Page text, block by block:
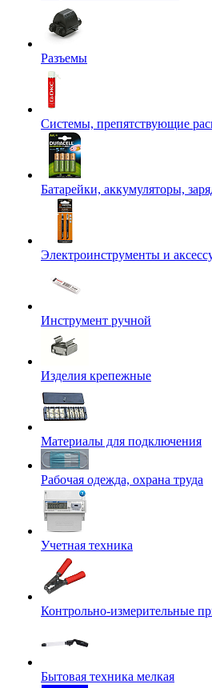
Разъемы
Системы, препятствующие
Батарейки, аккумуляторы,
Электроинструменты и
Инструмент ручной
Изделия крепежные
Материалы для подключения
Рабочая одежда, охрана труда
Учетная техника
Контрольно-измерительные
Бытовая техника мелкая